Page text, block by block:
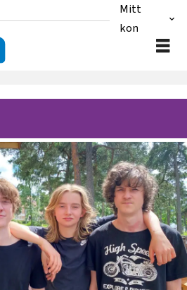
Mitt
konto